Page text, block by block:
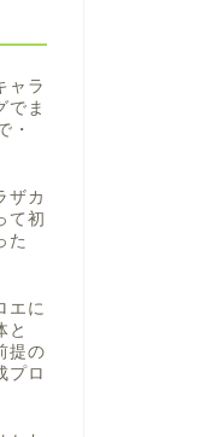
ャラ
でま
・
ザカ
て初
た
エに
と
提の
プロ